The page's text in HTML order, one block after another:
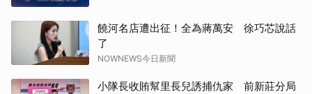
饒河名店遭出征！全為蔣萬安 徐巧芯說話
了
NOWNEWS今日新聞
小隊長收賄幫里長兒誘捕仇家 前新莊分局